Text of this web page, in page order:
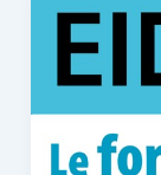
à
CANO
MATH’OPE,
une
journée